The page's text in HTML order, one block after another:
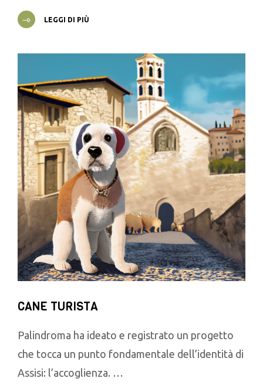
LEGGI DI PIÙ
CANE TURISTA
Palindroma ha ideato e registrato un progetto
che tocca un punto fondamentale dell’identità di
Assisi: l’accoglienza. …